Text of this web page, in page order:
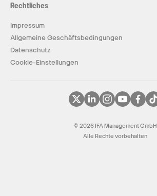
Rechtliches
Impressum
Allgemeine Geschäftsbedingungen
Datenschutz
Cookie-Einstellungen
© 2026 IFA Management GmbH
Alle Rechte vorbehalten